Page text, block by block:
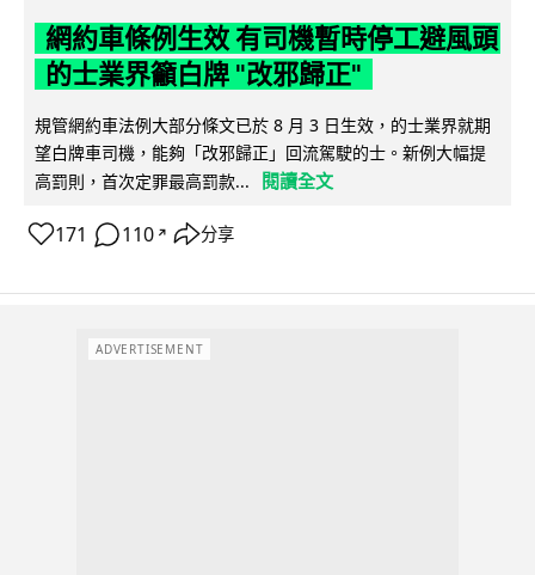
網約車條例生效 有司機暫時停工避風頭
的士業界籲白牌 "改邪歸正"
規管網約車法例大部分條文已於 8 月 3 日生效，的士業界就期
望白牌車司機，能夠「改邪歸正」回流駕駛的士。新例大幅提
高罰則，首次定罪最高罰款...
閱讀全文
171 110 ↗ 分享
ADVERTISEMENT